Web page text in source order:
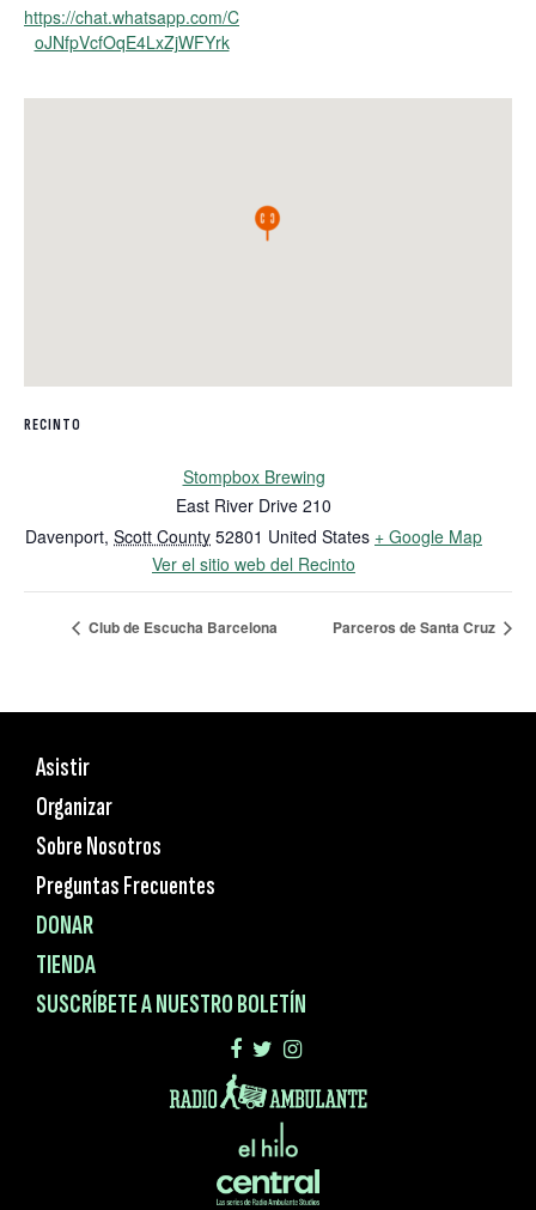
https://chat.whatsapp.com/C
oJNfpVcfOqE4LxZjWFYrk
RECINTO
Stompbox Brewing
East River Drive 210
Davenport, Scott County 52801 United States + Google Map
Ver el sitio web del Recinto
Club de Escucha Barcelona Parceros de Santa Cruz
Asistir
Organizar
Sobre Nosotros
Preguntas Frecuentes
DONAR
TIENDA
SUSCRÍBETE A NUESTRO BOLETÍN